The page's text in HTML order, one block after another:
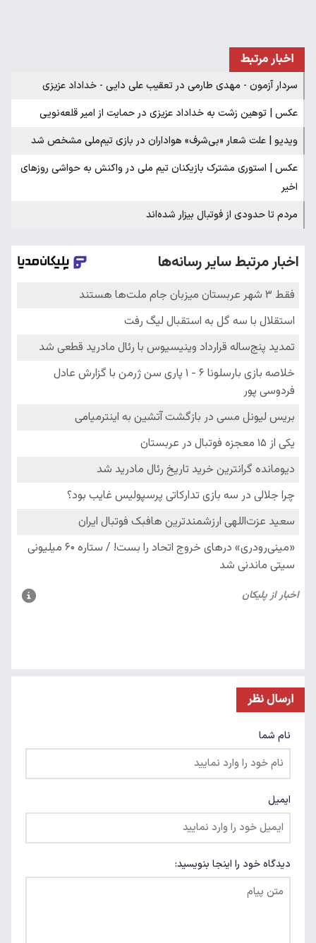
اخبار مرتبط
سردار آزمون - مهدی طارمی در تعقیب علی دایی - خداداد عزیزی
عکس | توهین زشت به خداداد عزیزی در حمایت از امیر قلعه‌نویی
ویدیو | علت شعار «بی‌شرف» هواداران در بازی تیم‌ملی مشخص شد
عکس | استوری مشترک بازیکنان تیم ملی در واکنش به حواشی روزهای
اخیر
مردم تا حدودی از فوتبال بیزار شده‌اند
ارسال نظر
نام شما
ایمیل
دیدگاه خود را اینجا بنویسید: